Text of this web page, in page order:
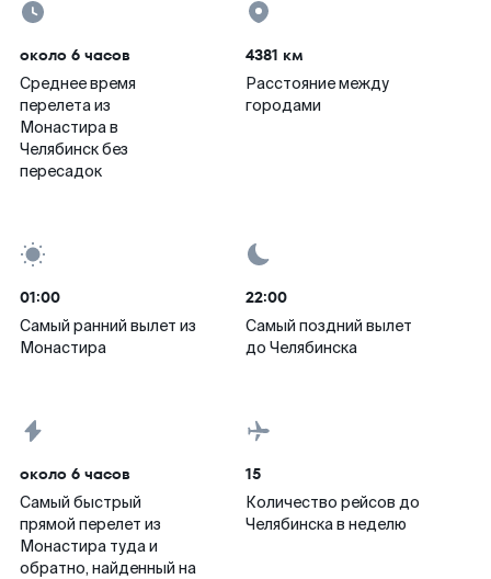
около 6 часов
Среднее время
перелета из
Монастира в
Челябинск без
пересадок
4381 км
Расстояние между
городами
01:00
Самый ранний вылет из
Монастира
22:00
Самый поздний вылет
до Челябинска
около 6 часов
Самый быстрый
прямой перелет из
Монастира туда и
обратно, найденный на
15
Количество рейсов до
Челябинска в неделю